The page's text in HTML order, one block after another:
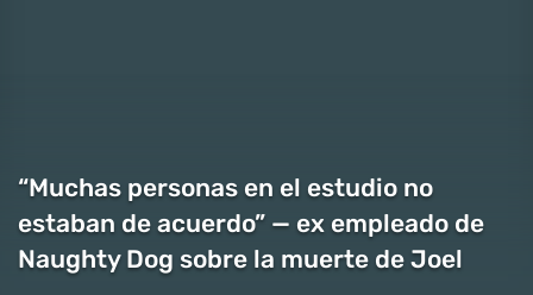
“Muchas personas en el estudio no
estaban de acuerdo” — ex empleado de
Naughty Dog sobre la muerte de Joel